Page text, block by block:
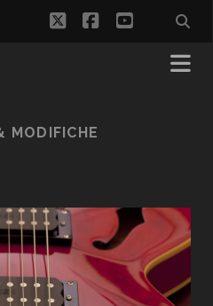
twitterfacebook
youtube
MODIFICHE